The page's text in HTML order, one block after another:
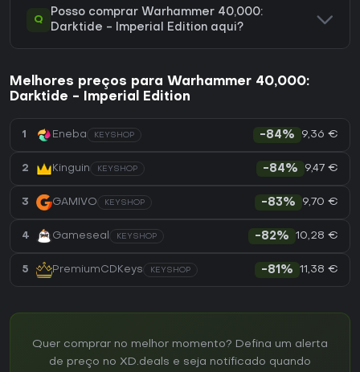
Q
Posso comprar Warhammer 40,000:
Darktide - Imperial Edition aqui?
Melhores preços para Warhammer 40,000:
Darktide - Imperial Edition
1 Eneba KEYSHOP -84% 9,36 €
2 Kinguin KEYSHOP -84% 9,47 €
3 GAMIVO KEYSHOP -83% 9,70 €
4 Gameseal KEYSHOP -82% 10,28 €
5 PremiumCDKeys KEYSHOP -81% 11,38 €
Quer comprar no melhor momento? Defina um alerta
de preço no XD.deals e seja notificado quando